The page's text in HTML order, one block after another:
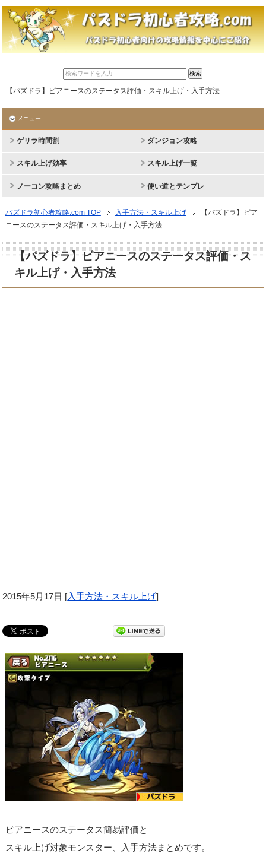
【パズドラ】ピアニースのステータス評価・スキル上げ・入手方法
メニュー
ゲリラ時間割 ダンジョン攻略
スキル上げ効率 スキル上げ一覧
ノーコン攻略まとめ 使い道とテンプレ
パズドラ初心者攻略.com TOP 入手方法・スキル上げ
【パズドラ】ピア
ニースのステータス評価・スキル上げ・入手方法
【パズドラ】ピアニースのステータス評価・ス
キル上げ・入手方法
2015年5月17日 [入手方法・スキル上げ]
ピアニースのステータス簡易評価と
スキル上げ対象モンスター、入手方法まとめです。